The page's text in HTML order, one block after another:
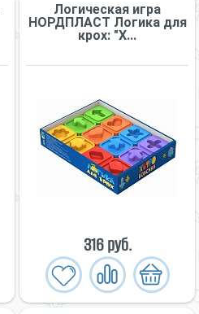
Логическая игра
НОРДПЛАСТ Логика для
крох: "Х...
316 руб.